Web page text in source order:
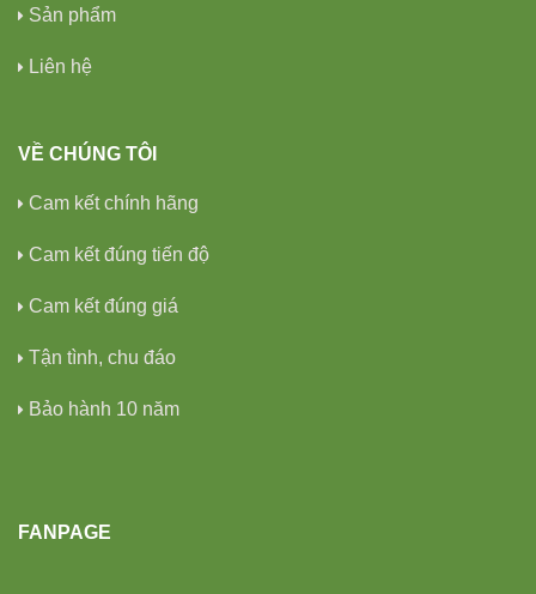
Sản phẩm
Liên hệ
VỀ CHÚNG TÔI
Cam kết chính hãng
Cam kết đúng tiến độ
Cam kết đúng giá
Tận tình, chu đáo
Bảo hành 10 năm
FANPAGE